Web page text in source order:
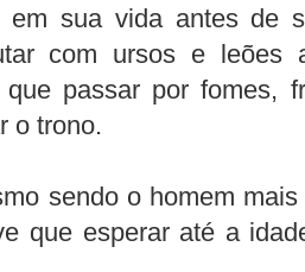
em sua vida antes de
com ursos e leões
que passar por fomes,
o trono.
sendo o homem
que esperar até a